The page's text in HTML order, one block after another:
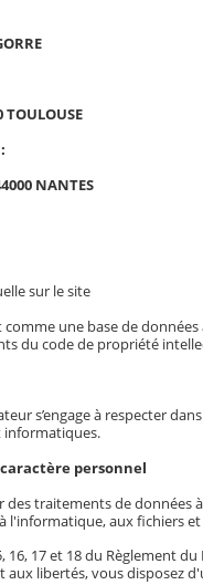
NANTES
sur le site
une base de
du code de propriété
s’engage à respecter
informatiques.
personnel
traitements de données
l'informatique, aux fichiers
16, 17 et 18 du Règlement
libertés, vous disposez